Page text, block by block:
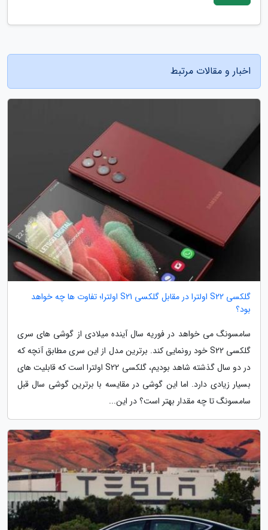
اخبار و مقالات مرتبط
گلکسی S22 اولترا در مقابل گلکسی S21 اولترا؛ تفاوت ها چه خواهد
بود؟
سامسونگ می خواهد در فوریه سال آینده میلادی از گوشی های سری
گلکسی S22 خود رونمایی کند. برترین مدل از این سری مطابق آنچه که
در دو سال گذشته شاهد بودیم، گلکسی S22 اولترا است که قابلیت های
بسیار زیادی دارد. اما این گوشی در مقایسه با برترین گوشی سال قبل
سامسونگ تا چه مقدار بهتر است؟ در این...